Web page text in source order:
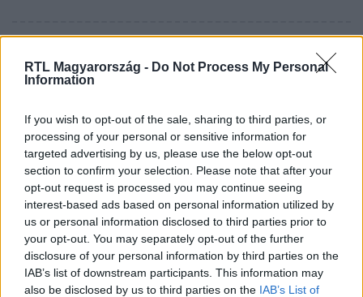
RTL Magyarország - Do Not Process My Personal
Information
If you wish to opt-out of the sale, sharing to third parties, or
processing of your personal or sensitive information for
targeted advertising by us, please use the below opt-out
section to confirm your selection. Please note that after your
opt-out request is processed you may continue seeing
interest-based ads based on personal information utilized by
us or personal information disclosed to third parties prior to
your opt-out. You may separately opt-out of the further
disclosure of your personal information by third parties on the
IAB’s list of downstream participants. This information may
also be disclosed by us to third parties on the IAB’s List of
Belföld
2024. augusztus 27. 6:39
Még ma sem lesz zavartalan a vonatközlekedés a
Keletinél történt baleset miatt